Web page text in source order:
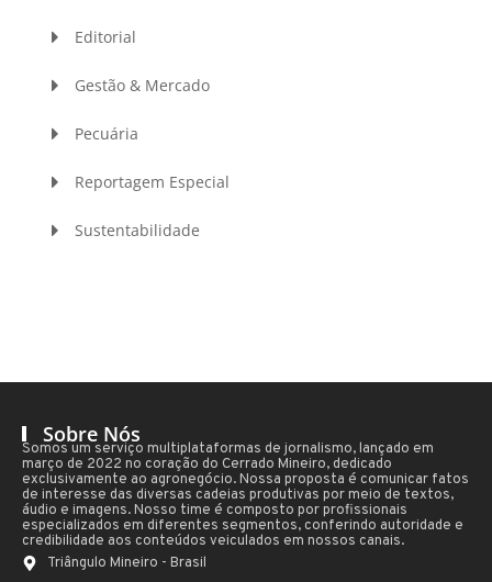
Editorial
Gestão & Mercado
Pecuária
Reportagem Especial
Sustentabilidade
Sobre Nós
Somos um serviço multiplataformas de jornalismo, lançado em
março de 2022 no coração do Cerrado Mineiro, dedicado
exclusivamente ao agronegócio. Nossa proposta é comunicar fatos
de interesse das diversas cadeias produtivas por meio de textos,
áudio e imagens. Nosso time é composto por profissionais
especializados em diferentes segmentos, conferindo autoridade e
credibilidade aos conteúdos veiculados em nossos canais.
Triângulo Mineiro - Brasil